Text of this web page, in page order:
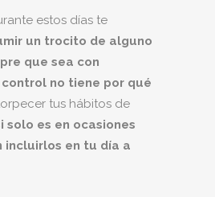
estos días te
un trocito de alguno
que sea con
no tiene por qué
tus hábitos de
solo es en ocasiones
incluirlos en tu día a